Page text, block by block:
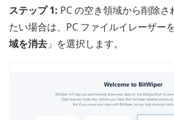
ステップ 1: PC の空き領域から削除
たい場合は、PC ファイルイレーザー
域を消去 」を選択します。